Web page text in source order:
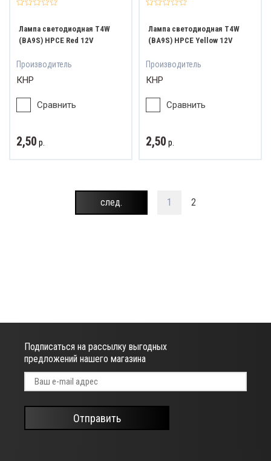
Лампа светодиодная T4W
(BA9S) HPCE Red 12V
Производитель
КНР
Сравнить
2,50 р.
Лампа светодиодная T4W
(BA9S) HPCE Yellow 12V
Производитель
КНР
Сравнить
2,50 р.
1 2
след.
Подписаться на рассылку выгодных
предложений нашего магазина
Отправить